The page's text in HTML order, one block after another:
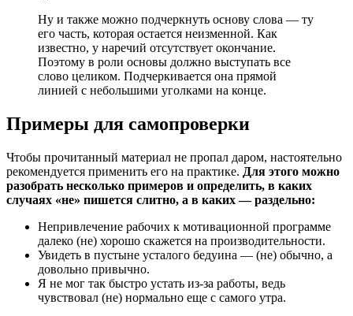
Ну и также можно подчеркнуть основу слова — ту
его часть, которая остается неизменной. Как
известно, у наречий отсутствует окончание.
Поэтому в роли основы должно выступать все
слово целиком. Подчеркивается она прямой
линией с небольшими уголками на конце.
Примеры для самопроверки
Чтобы прочитанный материал не пропал даром, настоятельно
рекомендуется применить его на практике. Для этого можно
разобрать несколько примеров и определить, в каких
случаях «не» пишется слитно, а в каких — раздельно:
Непривлечение рабочих к мотивационной программе
далеко (не) хорошо скажется на производительности.
Увидеть в пустыне усталого бедуина — (не) обычно, а
довольно привычно.
Я не мог так быстро устать из-за работы, ведь
чувствовал (не) нормально еще с самого утра.